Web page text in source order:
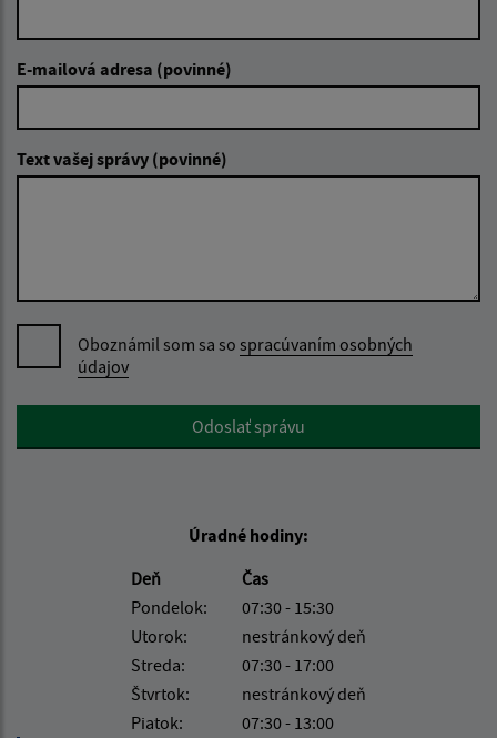
E-mailová adresa (povinné)
Text vašej správy (povinné)
Oboznámil som sa so spracúvaním osobných
údajov
Google reCaptcha ResponseOdoslať správu
Úradné hodiny:
Deň
Čas
Pondelok:
07:30 - 15:30
Utorok:
nestránkový deň
Streda:
07:30 - 17:00
Štvrtok:
nestránkový deň
Piatok:
07:30 - 13:00